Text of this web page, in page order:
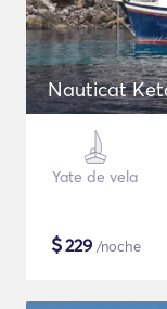
Nauticat
Yate de vela
$229 /noche